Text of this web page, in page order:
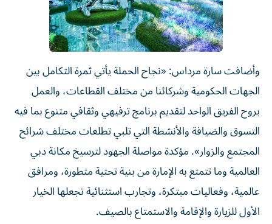
وأضافت سارة مرداس: «نجاح الحملة يأتي ثمرة التكامل بين
الجهات الحكومية وشركائنا من مختلف القطاعات، والعمل
بروح الفريق الواحد لتقديم برنامج ترفيهي وثقافي متنوع بما فيه
التسوق والضيافة والأنشطة التي تلبي تطلعات مختلف شرائح
المجتمع والزوار». مؤكدة مواصلة الجهود لترسيخ مكانة دبي
العالمية وما تتمتع به الإمارة من بنية تحتية متطورة، ومرافق
عالمية، وفعاليات مبتكرة، وتجارب استثنائية تجعلها الخيار
الأول للزيارة والإقامة والاستمتاع بالصيف.